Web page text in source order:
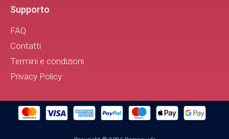
Supporto
FAQ
Contatti
Termini e condizioni
Privacy Policy